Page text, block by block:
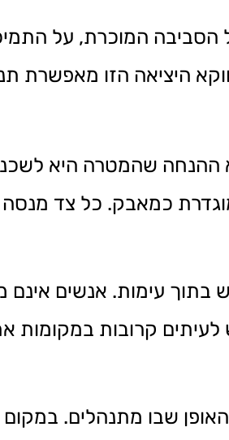
הסביבה המוכרת, על
היציאה הזו מאפשרת
ההנחה שהמטרה היא
כמאבק. כל צד מנסה
עימות. אנשים
קרובות במקומות
שבו מתנהלים. במקום